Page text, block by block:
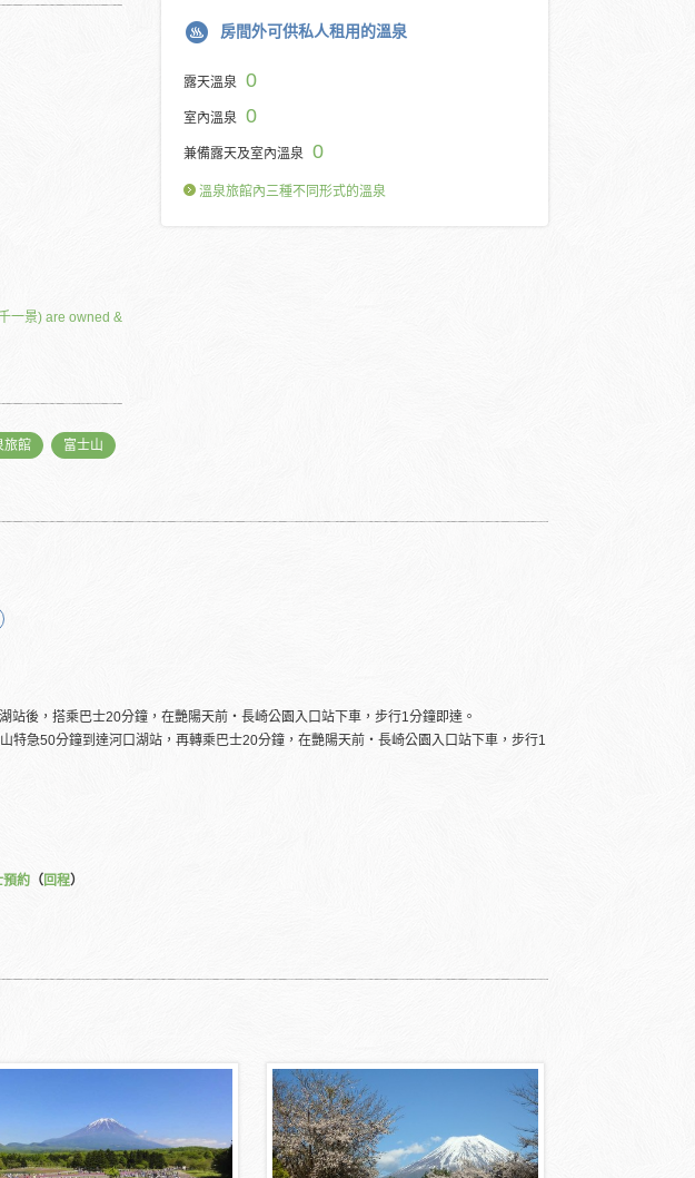
一景) are owned &
旅館 富士山
房間外可供私人租用的溫泉
露天溫泉 0
室內溫泉 0
兼備露天及室內溫泉 0
溫泉旅館內三種不同形式的溫泉
站後，搭乘巴士20分鐘，在艷陽天前・長崎公園入口站下車，步行1分鐘即達。
特急50分鐘到達河口湖站，再轉乘巴士20分鐘，在艷陽天前・長崎公園入口站下車，步行1
預約 （回程）